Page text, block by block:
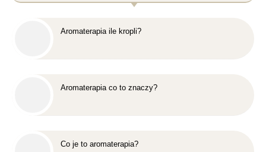
Aromaterapia ile kropli?
Aromaterapia co to znaczy?
Co je to aromaterapia?